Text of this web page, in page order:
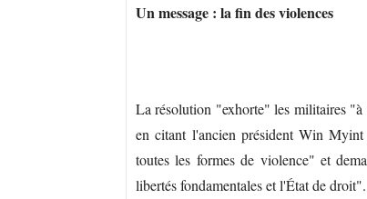
Un message : la fin des violences
La résolution "exhorte" les militaires "à
en citant l'ancien président Win
toutes les formes de violence" et
libertés fondamentales et l'État de droit".